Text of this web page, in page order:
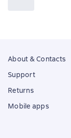
About & Contacts
Support
Returns
Mobile apps